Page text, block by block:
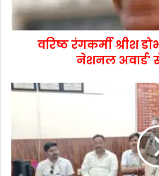
वरिष्ठ रंगकर्मी श्रीश
नेशनल अवार्ड'